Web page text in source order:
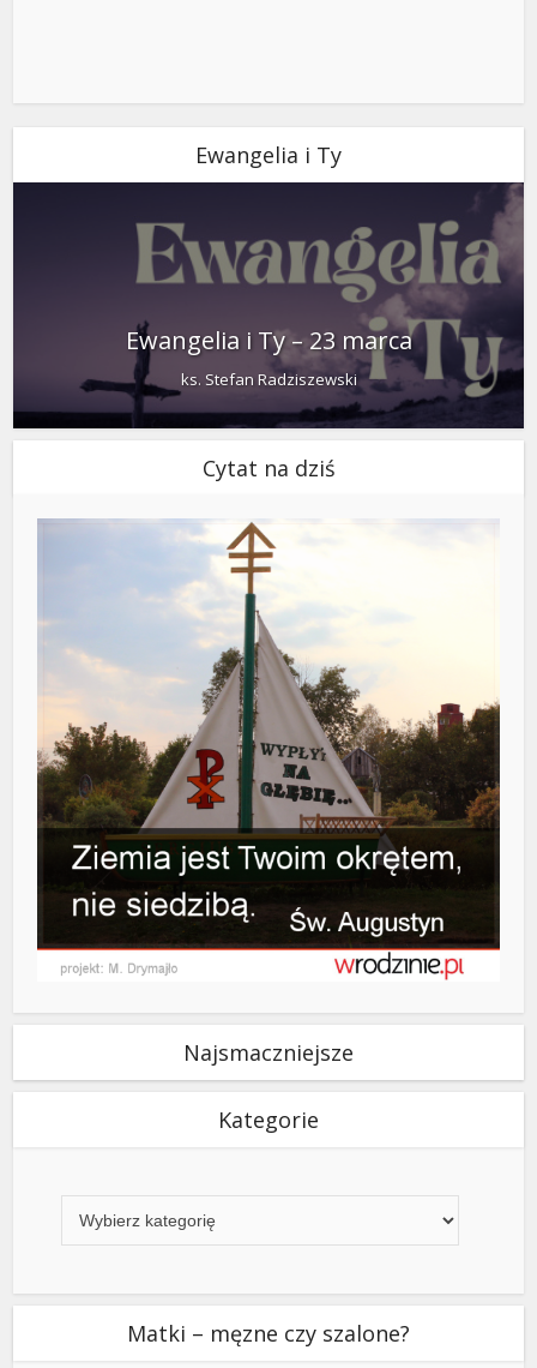
Ewangelia i Ty
Ewangelia i Ty – 23 marca
ks. Stefan Radziszewski
Cytat na dziś
Najsmaczniejsze
Kategorie
Matki – męzne czy szalone?